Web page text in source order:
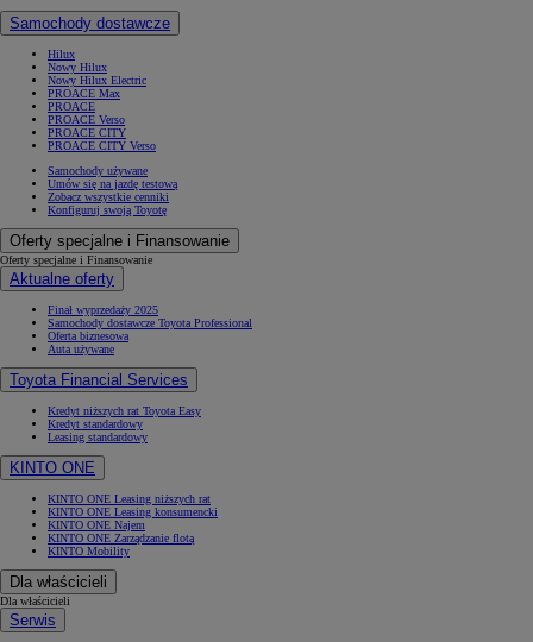
Samochody dostawcze
Hilux
Nowy Hilux
Nowy Hilux Electric
PROACE Max
PROACE
PROACE Verso
PROACE CITY
PROACE CITY Verso
Samochody używane
Umów się na jazdę testową
Zobacz wszystkie cenniki
Konfiguruj swoją Toyotę
Oferty specjalne i Finansowanie
Oferty specjalne i Finansowanie
Aktualne oferty
Finał wyprzedaży 2025
Samochody dostawcze Toyota Professional
Oferta biznesowa
Auta używane
Toyota Financial Services
Kredyt niższych rat Toyota Easy
Kredyt standardowy
Leasing standardowy
KINTO ONE
KINTO ONE Leasing niższych rat
KINTO ONE Leasing konsumencki
KINTO ONE Najem
KINTO ONE Zarządzanie flotą
KINTO Mobility
Dla właścicieli
Dla właścicieli
Serwis